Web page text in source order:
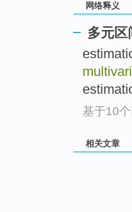
网络释义
多元区
基于10
相关文章